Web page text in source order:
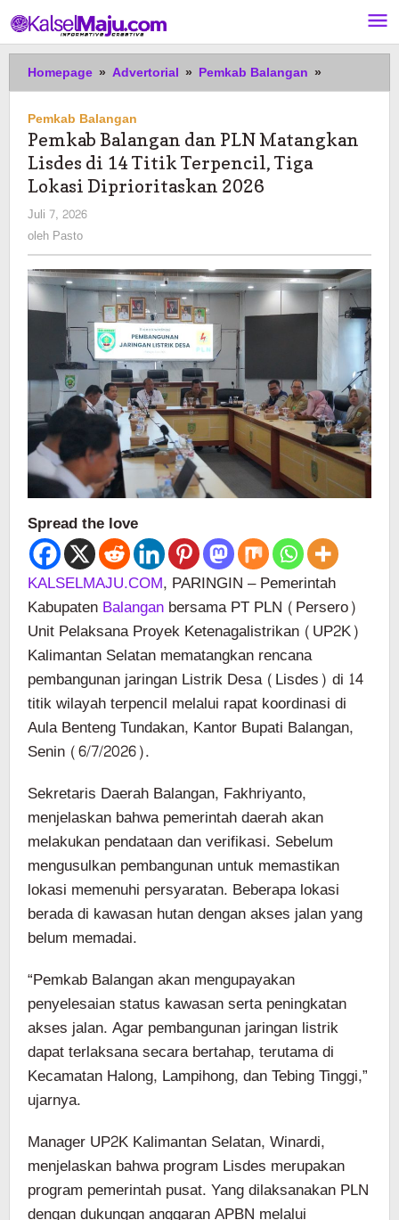
ke
konten
Homepage » Advertorial » Pemkab Balangan »
Balangan
PLN
Matangkan
Tiga
Lokasi
2026
Pemkab Balangan
Pemkab Balangan dan PLN Matangkan
Lisdes di 14 Titik Terpencil, Tiga
Lokasi Diprioritaskan 2026
Juli 7, 2026
oleh Pasto
Spread the love
KALSELMAJU.COM, PARINGIN – Pemerintah
KabupatenBalanganbersama PT PLN (Persero)
Unit Pelaksana Proyek Ketenagalistrikan (UP2K)
Kalimantan Selatan mematangkan rencana
pembangunan jaringan Listrik Desa (Lisdes) di 14
titik wilayah terpencil melalui rapat koordinasi di
Aula Benteng Tundakan, Kantor Bupati Balangan,
Senin (6/7/2026).
Sekretaris Daerah Balangan, Fakhriyanto,
menjelaskan bahwa pemerintah daerah akan
melakukan pendataan dan verifikasi. Sebelum
mengusulkan pembangunan untuk memastikan
lokasi memenuhi persyaratan. Beberapa lokasi
berada di kawasan hutan dengan akses jalan yang
belum memadai.
“Pemkab Balangan akan mengupayakan
penyelesaian status kawasan serta peningkatan
akses jalan. Agar pembangunan jaringan listrik
dapat terlaksana secara bertahap, terutama di
Kecamatan Halong, Lampihong, dan Tebing Tinggi,”
ujarnya.
Manager UP2K Kalimantan Selatan, Winardi,
menjelaskan bahwa program Lisdes merupakan
program pemerintah pusat. Yang dilaksanakan PLN